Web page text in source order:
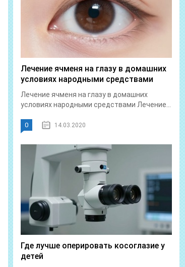
Лечение ячменя на глазу в домашних
условиях народными средствами
Лечение ячменя на глазу в домашних
условиях народными средствами Лечение...
0 14.03.2020
Где лучше оперировать косоглазие у
детей